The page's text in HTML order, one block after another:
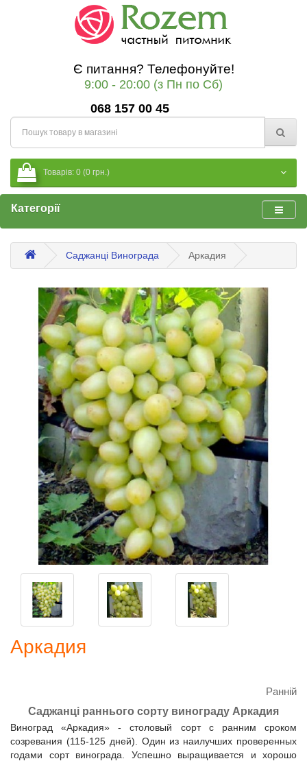
Є питання? Телефонуйте!
9:00 - 20:00 (з Пн по Сб)
068 157 00 45
Товарів: 0 (0 грн.)
Категорії
Саджанці Винограда Аркадия
Аркадия
Ранній
Саджанці раннього сорту винограду Аркадия
Виноград «Аркадия» - столовый сорт c ранним сроком
созревания (115-125 дней). Один из наилучших проверенных
годами сорт винограда. Успешно выращивается и хорошо